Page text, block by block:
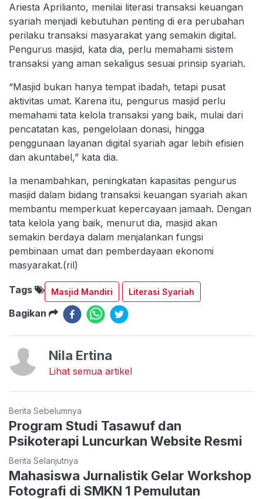
Ariesta Aprilianto, menilai literasi transaksi keuangan
syariah menjadi kebutuhan penting di era perubahan
perilaku transaksi masyarakat yang semakin digital.
Pengurus masjid, kata dia, perlu memahami sistem
transaksi yang aman sekaligus sesuai prinsip syariah.
“Masjid bukan hanya tempat ibadah, tetapi pusat
aktivitas umat. Karena itu, pengurus masjid perlu
memahami tata kelola transaksi yang baik, mulai dari
pencatatan kas, pengelolaan donasi, hingga
penggunaan layanan digital syariah agar lebih efisien
dan akuntabel,” kata dia.
Ia menambahkan, peningkatan kapasitas pengurus
masjid dalam bidang transaksi keuangan syariah akan
membantu memperkuat kepercayaan jamaah. Dengan
tata kelola yang baik, menurut dia, masjid akan
semakin berdaya dalam menjalankan fungsi
pembinaan umat dan pemberdayaan ekonomi
masyarakat.(ril)
Tags Masjid Mandiri Literasi Syariah
Bagikan
Nila Ertina
Lihat semua artikel
Berita Sebelumnya
Program Studi Tasawuf dan
Psikoterapi Luncurkan Website Resmi
Berita Selanjutnya
Mahasiswa Jurnalistik Gelar Workshop
Fotografi di SMKN 1 Pemulutan